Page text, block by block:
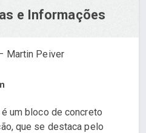
e Informações
Martin Peiver
um bloco de concreto
que se destaca pelo